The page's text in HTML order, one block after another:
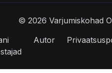
© 2026 Varjumiskohad
Autor